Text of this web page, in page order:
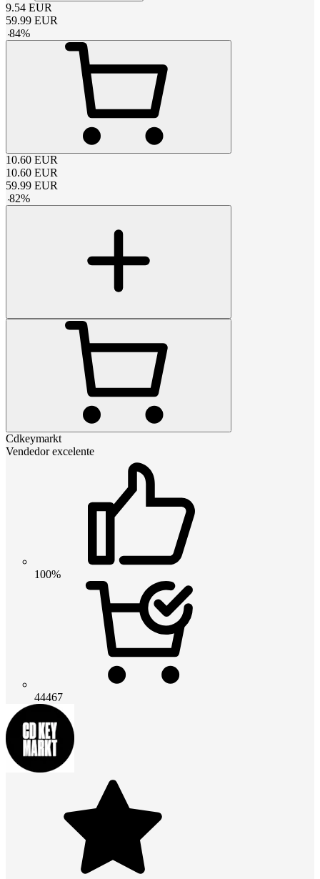
9.54 EUR
59.99 EUR
-84%
10.60 EUR
10.60 EUR
59.99 EUR
-82%
Cdkeymarkt
Vendedor excelente
100%
44467